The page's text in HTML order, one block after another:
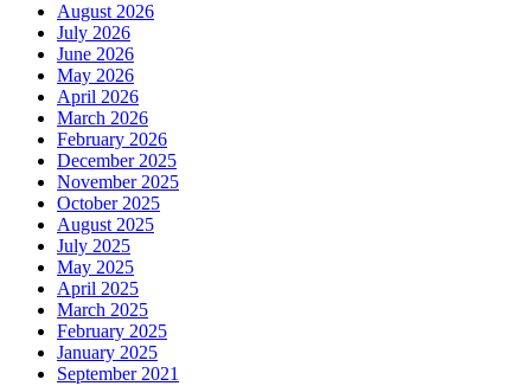
August 2026
July 2026
June 2026
May 2026
April 2026
March 2026
February 2026
December 2025
November 2025
October 2025
August 2025
July 2025
May 2025
April 2025
March 2025
February 2025
January 2025
September 2021